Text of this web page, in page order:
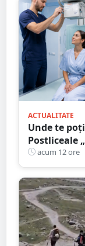
ACTUALITATE
Unde te
Postliceale
calificări
de carieră
acum 12 ore